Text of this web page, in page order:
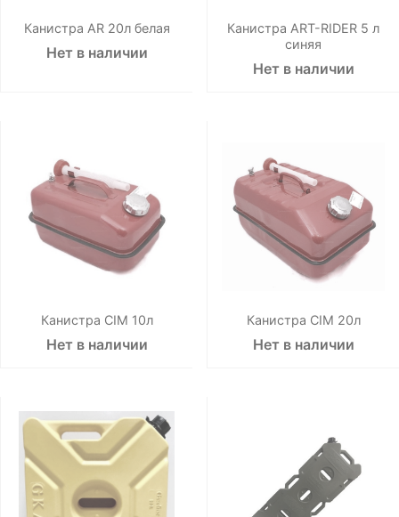
Канистра AR 20л белая
Нет в наличии
Канистра ART-RIDER 5 л
синяя
Нет в наличии
Канистра CIM 10л
Нет в наличии
Канистра CIM 20л
Нет в наличии